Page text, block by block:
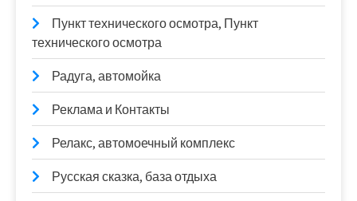
Пункт технического осмотра, Пункт
технического осмотра
Радуга, автомойка
Реклама и Контакты
Релакс, автомоечный комплекс
Русская сказка, база отдыха